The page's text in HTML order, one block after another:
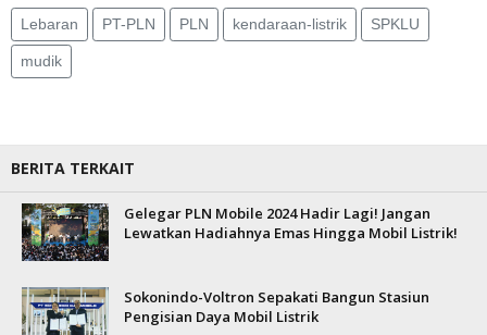
Lebaran PT-PLN PLN kendaraan-listrik SPKLU
mudik
BERITA TERKAIT
Gelegar PLN Mobile 2024 Hadir Lagi! Jangan
Lewatkan Hadiahnya Emas Hingga Mobil Listrik!
Sokonindo-Voltron Sepakati Bangun Stasiun
Pengisian Daya Mobil Listrik